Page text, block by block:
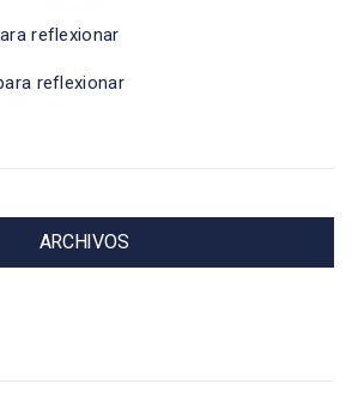
reflexionar
reflexionar
ARCHIVOS